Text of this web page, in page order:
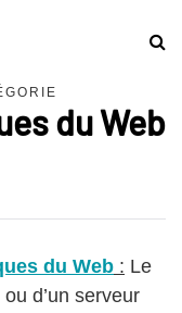
du Web
du Web : Le
d’un serveur